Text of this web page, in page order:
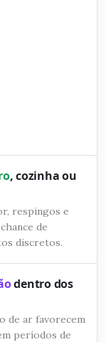
, cozinha ou
respingos e
de
discretos.
dentro dos
de ar favorecem
períodos de